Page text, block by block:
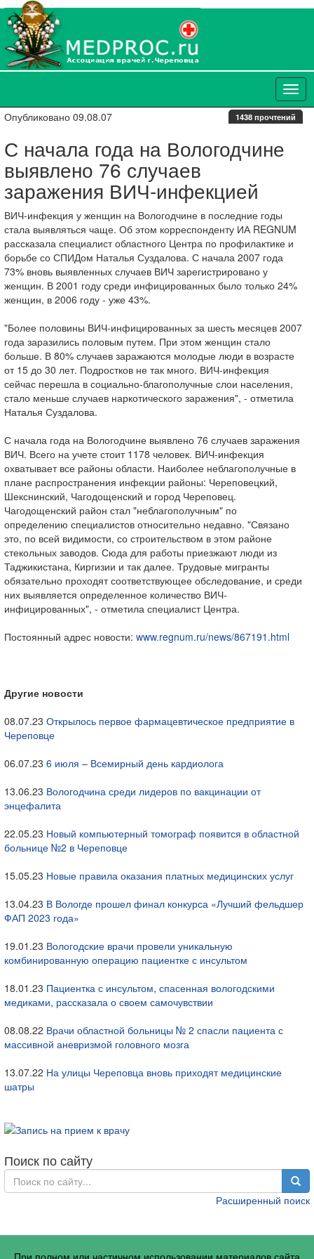
Опубликовано 09.08.07 1438 прочтений
С начала года на Вологодчине
выявлено 76 случаев
заражения ВИЧ-инфекцией
ВИЧ-инфекция у женщин на Вологодчине в последние годы
стала выявляться чаще. Об этом корреспонденту ИА REGNUM
рассказала специалист областного Центра по профилактике и
борьбе со СПИДом Наталья Суздалова. С начала 2007 года
73% вновь выявленных случаев ВИЧ зарегистрировано у
женщин. В 2001 году среди инфицированных было только 24%
женщин, в 2006 году - уже 43%.
"Более половины ВИЧ-инфицированных за шесть месяцев 2007
года заразились половым путем. При этом женщин стало
больше. В 80% случаев заражаются молодые люди в возрасте
от 15 до 30 лет. Подростков не так много. ВИЧ-инфекция
сейчас перешла в социально-благополучные слои населения,
стало меньше случаев наркотического заражения", - отметила
Наталья Суздалова.
С начала года на Вологодчине выявлено 76 случаев заражения
ВИЧ. Всего на учете стоит 1178 человек. ВИЧ-инфекция
охватывает все районы области. Наиболее неблагополучные в
плане распространения инфекции районы: Череповецкий,
Шекснинский, Чагодощенский и город Череповец.
Чагодощенский район стал "неблагополучным" по
определению специалистов относительно недавно. "Связано
это, по всей видимости, со строительством в этом районе
стекольных заводов. Сюда для работы приезжают люди из
Таджикистана, Киргизии и так далее. Трудовые мигранты
обязательно проходят соответствующее обследование, и среди
них выявляется определенное количество ВИЧ-
инфицированных", - отметила специалист Центра.
Постоянный адрес новости: www.regnum.ru/news/867191.html
Другие новости
08.07.23 Открылось первое фармацевтическое предприятие в
Череповце
06.07.23 6 июля – Всемирный день кардиолога
13.06.23 Вологодчина среди лидеров по вакцинации от
энцефалита
22.05.23 Новый компьютерный томограф появится в областной
больнице №2 в Череповце
15.05.23 Новые правила оказания платных медицинских услуг
13.04.23 В Вологде прошел финал конкурса «Лучший фельдшер
ФАП 2023 года»
19.01.23 Вологодские врачи провели уникальную
комбинированную операцию пациентке с инсультом
18.01.23 Пациентка с инсультом, спасенная вологодскими
медиками, рассказала о своем самочувствии
08.08.22 Врачи областной больницы № 2 спасли пациента с
массивной аневризмой головного мозга
13.07.22 На улицы Череповца вновь приходят медицинские
шатры
Поиск по сайту
Расширенный поиск